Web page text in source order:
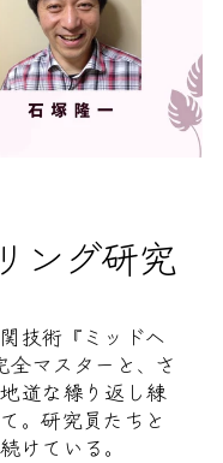
ング研究
技術『ミッドヘ
全マスターと、さ
道な繰り返し練
。研究員たちと
けている。